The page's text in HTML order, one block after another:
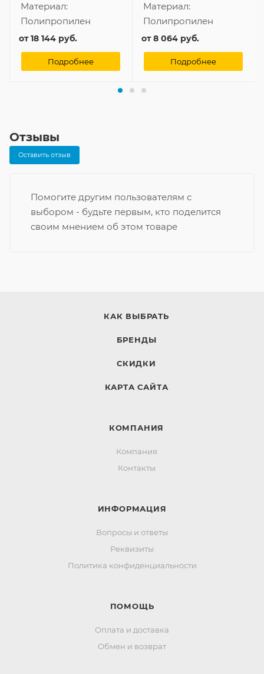
Материал:
Полипропилен
от18 144 руб.
Подробнее
Материал:
Полипропилен
от8 064 руб.
Подробнее
Отзывы
Оставить отзыв
Помогите другим пользователям с
выбором - будьте первым, кто поделится
своим мнением об этом товаре
КАК ВЫБРАТЬ
БРЕНДЫ
СКИДКИ
КАРТА САЙТА
КОМПАНИЯ
Компания
Контакты
ИНФОРМАЦИЯ
Вопросы и ответы
Реквизиты
Политика конфиденциальности
ПОМОЩЬ
Оплата и доставка
Обмен и возврат